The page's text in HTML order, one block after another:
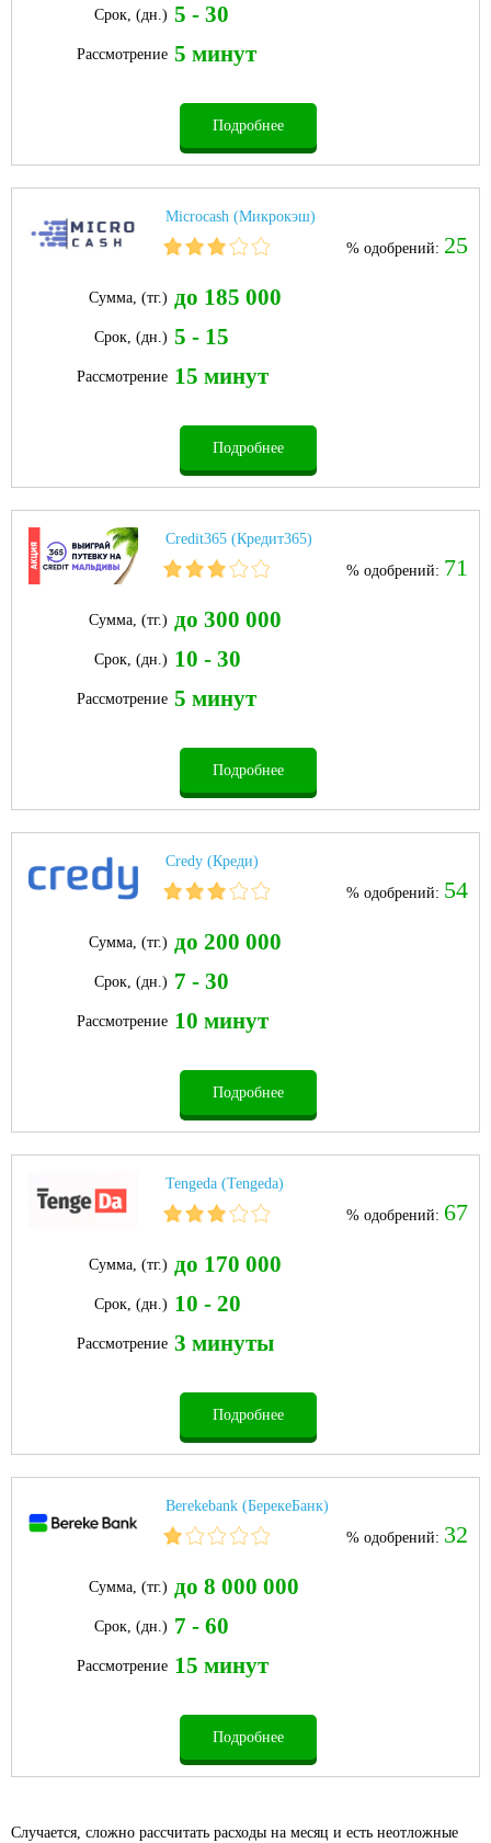
Срок, (дн.) 5 - 30
Рассмотрение 5 минут
Подробнее
Microcash (Микрокэш)
% одобрений: 25
Сумма, (тг.) до 185 000
Срок, (дн.) 5 - 15
Рассмотрение 15 минут
Подробнее
Credit365 (Кредит365)
% одобрений: 71
Сумма, (тг.) до 300 000
Срок, (дн.) 10 - 30
Рассмотрение 5 минут
Подробнее
Credy (Креди)
% одобрений: 54
Сумма, (тг.) до 200 000
Срок, (дн.) 7 - 30
Рассмотрение 10 минут
Подробнее
Tengeda (Tengeda)
% одобрений: 67
Сумма, (тг.) до 170 000
Срок, (дн.) 10 - 20
Рассмотрение 3 минуты
Подробнее
Berekebank (БерекеБанк)
% одобрений: 32
Сумма, (тг.) до 8 000 000
Срок, (дн.) 7 - 60
Рассмотрение 15 минут
Подробнее
Случается, сложно рассчитать расходы на месяц и есть неотложные